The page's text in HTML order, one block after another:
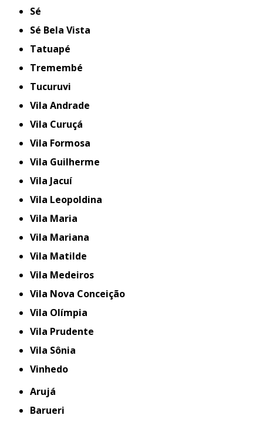
Sé
Sé Bela Vista
Tatuapé
Tremembé
Tucuruvi
Vila Andrade
Vila Curuçá
Vila Formosa
Vila Guilherme
Vila Jacuí
Vila Leopoldina
Vila Maria
Vila Mariana
Vila Matilde
Vila Medeiros
Vila Nova Conceição
Vila Olímpia
Vila Prudente
Vila Sônia
Vinhedo
Arujá
Barueri